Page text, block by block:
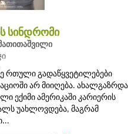
სინდრომი
რთული გადაწყვეტილებები
არ მიიღება. ახალგაზრდა
ექიმი ამერიკაში კარიერის
უახლოვდება, მაგრამ